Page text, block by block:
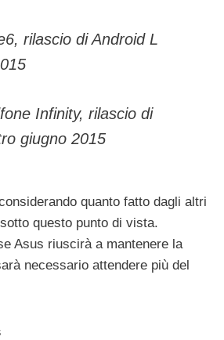
rilascio di Android L
Infinity, rilascio di
giugno 2015
quanto fatto dagli altri
questo punto di vista.
Asus riuscirà a mantenere la
necessario attendere più del